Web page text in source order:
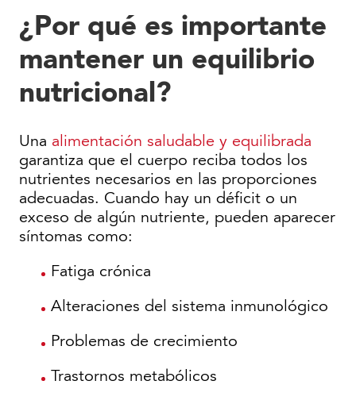
¿Por qué es importante
mantener un equilibrio
nutricional?
Una alimentación saludable y equilibrada
garantiza que el cuerpo reciba todos los
nutrientes necesarios en las proporciones
adecuadas. Cuando hay un déficit o un
exceso de algún nutriente, pueden aparecer
síntomas como:
Fatiga crónica
Alteraciones del sistema inmunológico
Problemas de crecimiento
Trastornos metabólicos